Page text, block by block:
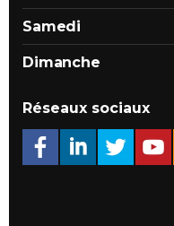
Samedi
Dimanche
Réseaux sociaux